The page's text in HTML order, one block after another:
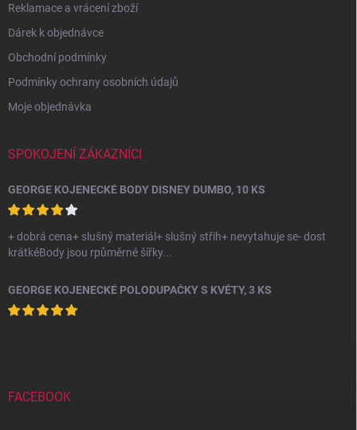
Reklamace a vrácení zboží
Dárek k objednávce
Obchodní podmínky
Podmínky ochrany osobních údajů
Moje objednávka
SPOKOJENÍ ZÁKAZNÍCI
GEORGE KOJENECKÉ BODY DISNEY DUMBO, 10 KS
+ dobrá cena+ slušný materiál+ slušný střih+ nevytahuje se- dost
krátkéBody jsou rpůměrné šířky...
GEORGE KOJENECKÉ POLODUPAČKY S KVĚTY, 3 KS
FACEBOOK